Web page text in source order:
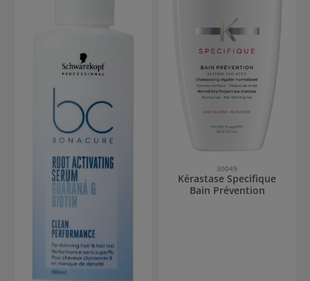
30049
Kérastase Specifique
Bain Prévention